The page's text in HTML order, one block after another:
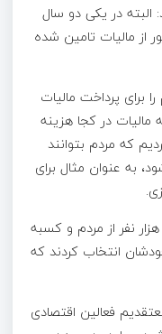
البته در یکی دو سال
کشور از مالیات تامین شده
برای پرداخت مالیات
در کجا هزینه
که مردم بتوانند
به عنوان مثال برای
وی گفت: در سال گذشته ۳۵۰ الی ۴۰۰ هزار نفر از مردم و کسبه
انتخاب کردند که
فعالین اقتصادی